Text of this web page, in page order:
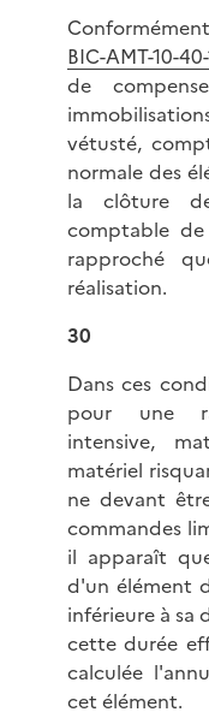
BIC-AMT-10-
de
vétusté,
normale des
la clôture
comptable
rapproché
réalisation.
30
Dans ces
pour une
intensive,
matériel
ne devant
commandes
il apparaît
d'un élément
inférieure à sa
cette durée
calculée
cet élément.